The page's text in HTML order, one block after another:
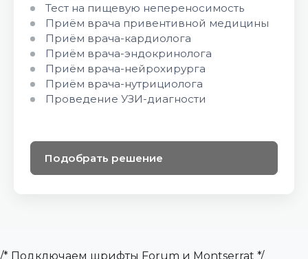
Тест на пищевую непереносимость
Приём врача привентивной медицины
Приём врача-кардиолога
Приём врача-эндокринолога
Приём врача-нейрохирурга
Приём врача-нутрициолога
Проведение УЗИ-диагности
Подобрать решение